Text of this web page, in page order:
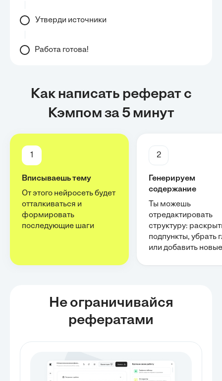
Утверди источники
Работа готова!
Как написать реферат с
Кэмпом за 5 минут
1
Вписываешь тему
От этого нейросеть будет
отталкиваться и
формировать
последующие шаги
2
Генерируем
содержание
Ты можешь
отредактировать
структуру:
подпункты, убрать
или добавить новые
Не ограничивайся
рефератами